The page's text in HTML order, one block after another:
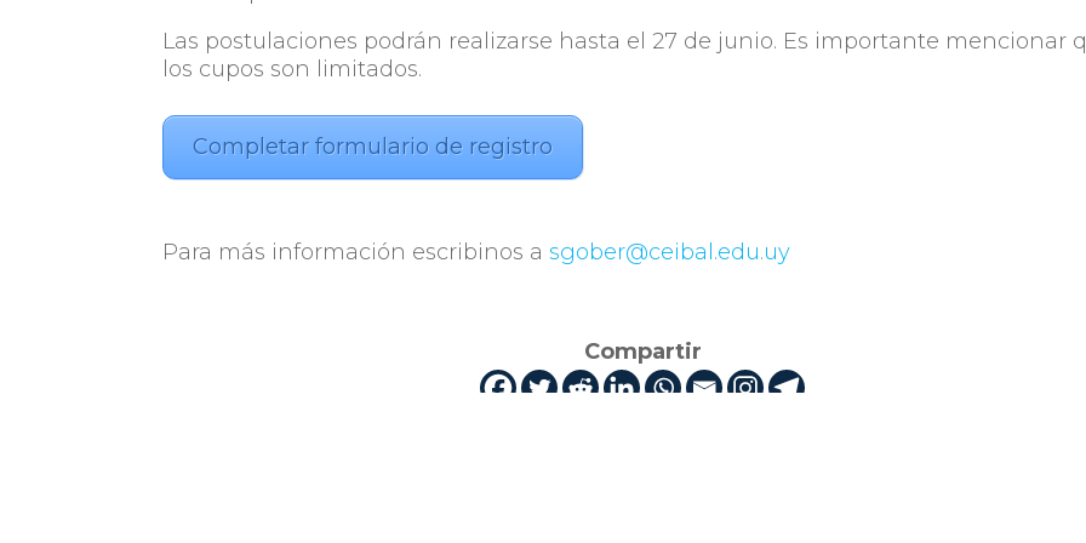
Las postulaciones podrán realizarse hasta el 27 de junio. Es importante mencionar
los cupos son limitados.
Completar formulario de registro
Para más información escribinos asgober@ceibal.edu.uy
Compartir